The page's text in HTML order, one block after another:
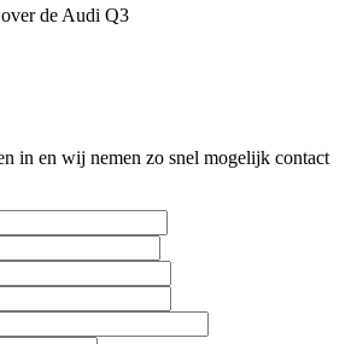
de Audi Q3
in en wij nemen zo snel mogelijk contact